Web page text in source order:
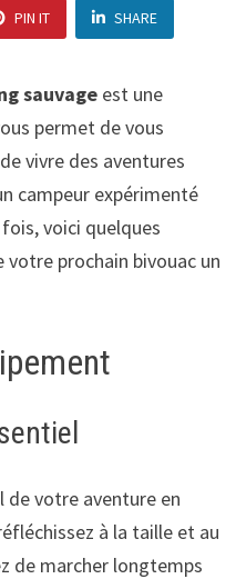
PIN IT SHARE
sauvageest une
permet de vous
vivre des aventures
campeur expérimenté
voici quelques
prochain bivouac un
votre aventure en
à la taille et au
de marcher longtemps